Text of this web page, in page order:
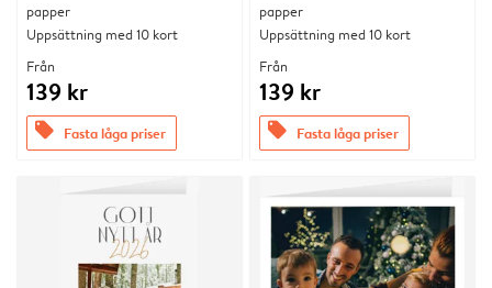
papper
Uppsättning med 10 kort
Från
139 kr
offers Fasta låga priser
papper
Uppsättning med 10 kort
Från
139 kr
offers Fasta låga priser